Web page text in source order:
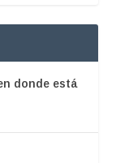
donde está